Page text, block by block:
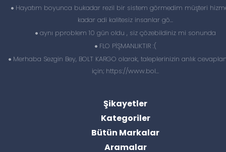
Hayatım boyunca bukadar rezil bir sistem görmedim müşteri
kadar adi kalitesiz insanlar gö...
aynı pproblem 10 gün oldu , siz çözebildiniz mi sonunda
FLO PİŞMANLIKTIR :(
Merhaba Sezgin Bey, BOLT KARGO olarak, taleplerinizin anlık
için; https://www.bol...
Şikayetler
Kategoriler
Bütün Markalar
Aramalar